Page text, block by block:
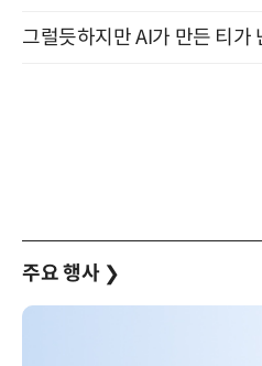
주요 행사 ❯